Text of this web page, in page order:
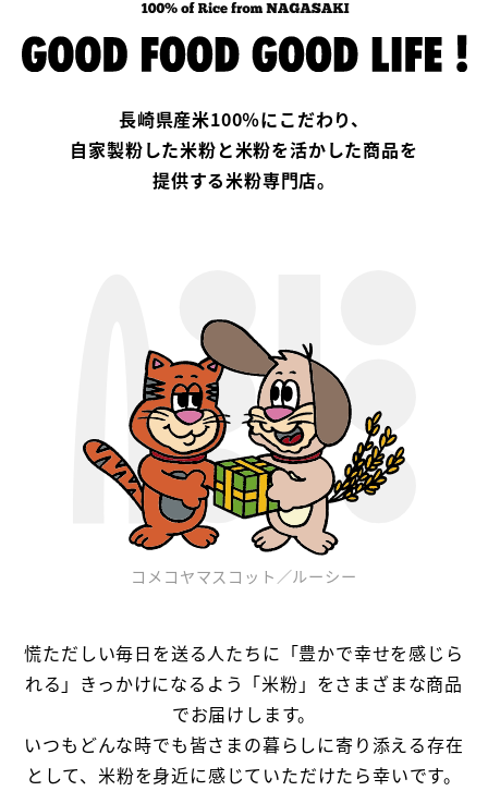
長崎県産米100％にこだわり、
自家製粉した米粉と米粉を活かした商品を
提供する米粉専門店。
コメコヤマスコット／ルーシー
慌ただしい毎日を送る人たちに「豊かで幸せを感じら
れる」きっかけになるよう「米粉」をさまざまな商品
でお届けします。
いつもどんな時でも皆さまの暮らしに寄り添える存在
として、米粉を身近に感じていただけたら幸いです。